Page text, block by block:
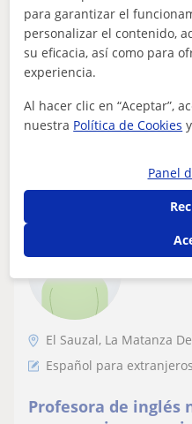
para adultos y niños
Profesora de idioma ruso
más de 20 años Diplomada
eslava). Enseño a mis
20€
Vaitiare
El Sauzal, La Matanza
Español para extranjeros
Profesora de inglés
para garantizar el
personalizar el contenido,
su eficacia, así como para
experiencia.
Al hacer clic en “Aceptar”,
nuestra Política de Cookies y
Panel